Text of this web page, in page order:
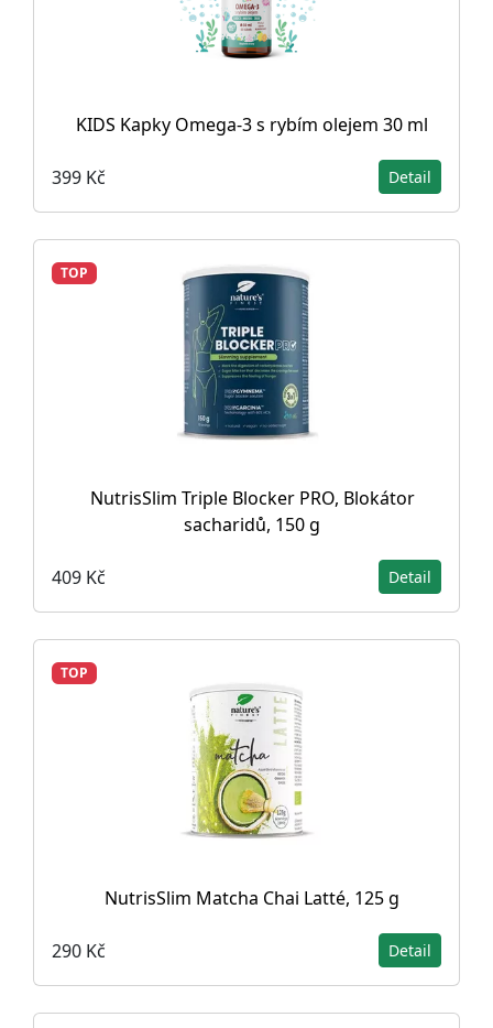
KIDS Kapky Omega-3 s rybím olejem 30 ml
399 Kč Detail
TOP
NutrisSlim Triple Blocker PRO, Blokátor
sacharidů, 150 g
409 Kč Detail
TOP
NutrisSlim Matcha Chai Latté, 125 g
290 Kč Detail